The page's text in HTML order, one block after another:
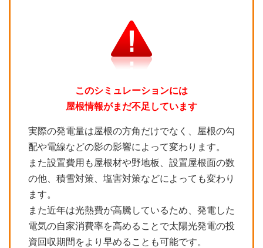
このシミュレーションには
屋根情報がまだ不足しています
実際の発電量は屋根の方角だけでなく、屋根の勾
配や電線などの影の影響によって変わります。
また設置費用も屋根材や野地板、設置屋根面の数
の他、積雪対策、塩害対策などによっても変わり
ます。
また近年は光熱費が高騰しているため、発電した
電気の自家消費率を高めることで太陽光発電の投
資回収期間をより早めることも可能です。